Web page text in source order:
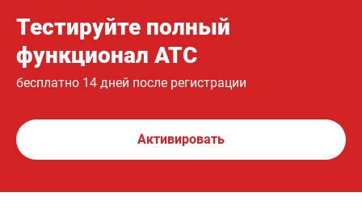
Тестируйте полный
функционал АТС
бесплатно 14 дней после регистрации
Активировать